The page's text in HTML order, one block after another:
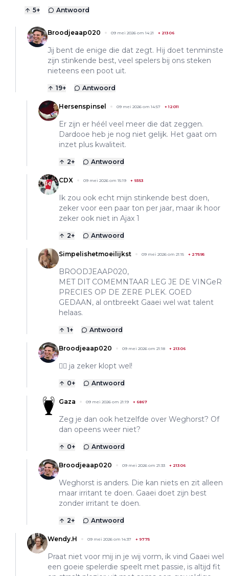
5+ Antwoord
Broodjeaap020 09 mei 2026 om 14:21 + 21306
Jij bent de enige die dat zegt. Hij doet tenminste
zijn stinkende best, veel spelers bij ons steken
nieteens een poot uit.
19+ Antwoord
Hersenspinsel 09 mei 2026 om 14:57 +12011
Er zijn er héél veel meer die dat zeggen.
Dardooe heb je nog niet gelijk. Het gaat om
inzet plus kwaliteit.
2+ Antwoord
CDX 09 mei 2026 om 15:19 + 9353
Ik zou ook echt mijn stinkende best doen,
zeker voor een paar ton per jaar, maar ik hoor
zeker ook niet in Ajax 1
2+ Antwoord
Simpelishetmoeilijkst 09 mei 2026 om 21:15 + 27595
BROODJEAAP020,
MET DIT COMEMNTAAR LEG JE DE VINGeR
PRECIES OP DE ZERE PLEK. GOED
GEDAAN, al ontbreekt Gaaei wel wat talent
helaas.
1+ Antwoord
Broodjeaap020 09 mei 2026 om 21:18 + 21306
👌🏻 ja zeker klopt wel!
0+ Antwoord
Gaza 09 mei 2026 om 21:19 + 6867
Zeg je dan ook hetzelfde over Weghorst? Of
dan opeens weer niet?
0+ Antwoord
Broodjeaap020 09 mei 2026 om 21:33 + 21306
Weghorst is anders. Die kan niets en zit alleen
maar irritant te doen. Gaaei doet zijn best
zonder irritant te doen.
2+ Antwoord
Wendy.H 09 mei 2026 om 14:37 + 9775
Praat niet voor mij in je wij vorm, ik vind Gaaei wel
een goeie spelerdie speelt met passie, is altijd fit